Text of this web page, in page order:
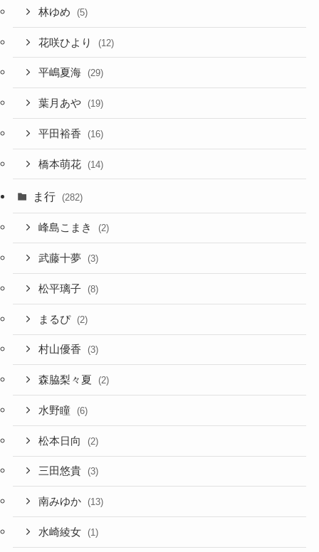
林ゆめ (5)
花咲ひより (12)
平嶋夏海 (29)
葉月あや (19)
平田裕香 (16)
橋本萌花 (14)
ま行 (282)
峰島こまき (2)
武藤十夢 (3)
松平璃子 (8)
まるぴ (2)
村山優香 (3)
森脇梨々夏 (2)
水野瞳 (6)
松本日向 (2)
三田悠貴 (3)
南みゆか (13)
水崎綾女 (1)